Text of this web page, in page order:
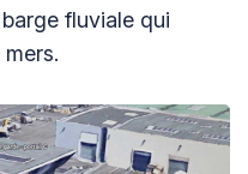
fluviale qui